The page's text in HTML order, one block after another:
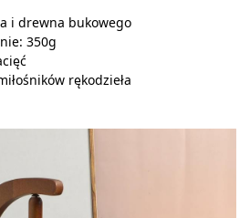
i drewna bukowego
350g
rękodzieła